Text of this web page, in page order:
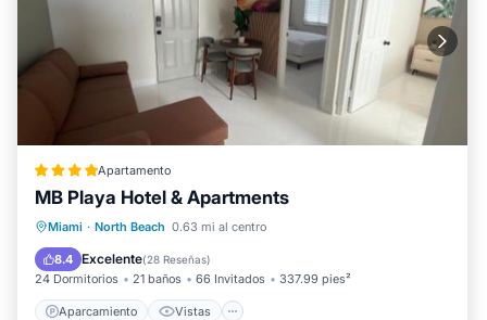
Apartamento
MB Playa Hotel & Apartments
Miami · North Beach 0.63 mi al centro
8.4 Excelente(28 Reseñas)
24 Dormitorios 21 baños 66 Invitados 337.99 pies²
Aparcamiento Vistas
Aparcamiento
Vistas
Aire acondicionado